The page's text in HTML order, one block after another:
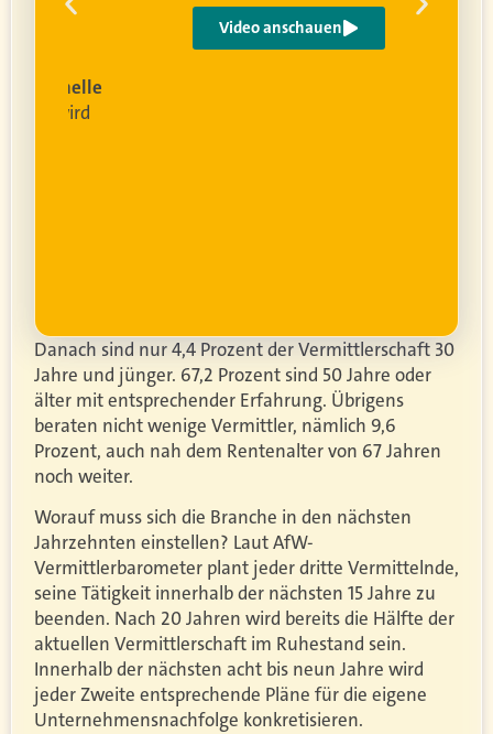
wird
Video anschauen
Danach sind nur 4,4 Prozent der Vermittlerschaft 30
Jahre und jünger. 67,2 Prozent sind 50 Jahre oder
älter mit entsprechender Erfahrung. Übrigens
beraten nicht wenige Vermittler, nämlich 9,6
Prozent, auch nah dem Rentenalter von 67 Jahren
noch weiter.
Worauf muss sich die Branche in den nächsten
Jahrzehnten einstellen? Laut AfW-
Vermittlerbarometer plant jeder dritte Vermittelnde,
seine Tätigkeit innerhalb der nächsten 15 Jahre zu
beenden. Nach 20 Jahren wird bereits die Hälfte der
aktuellen Vermittlerschaft im Ruhestand sein.
Innerhalb der nächsten acht bis neun Jahre wird
jeder Zweite entsprechende Pläne für die eigene
Unternehmensnachfolge konkretisieren.